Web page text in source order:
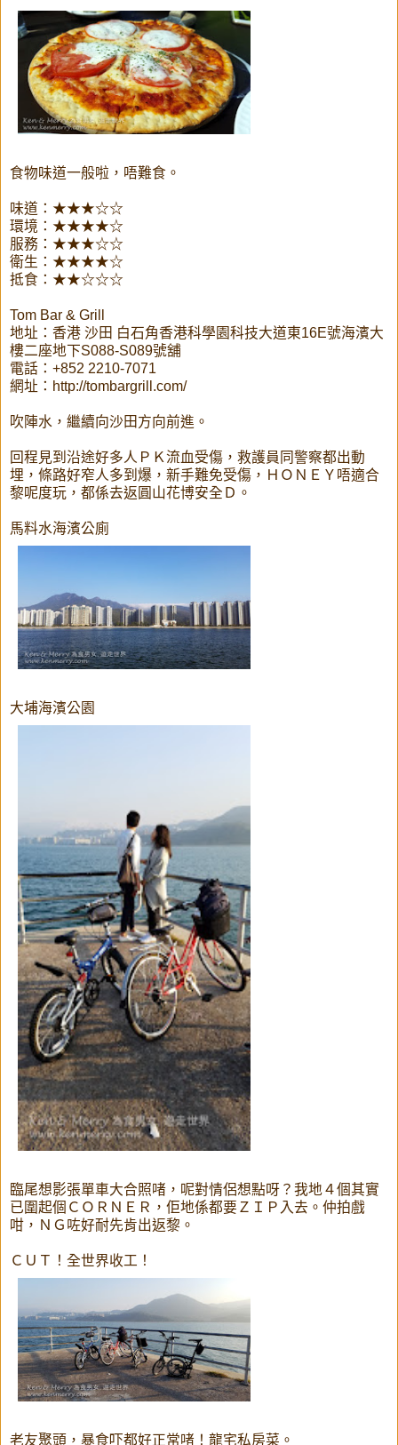
食物味道一般啦，唔難食。
味道：★★★☆☆
環境：★★★★☆
服務：★★★☆☆
衛生：★★★★☆
抵食：★★☆☆☆
Tom Bar & Grill
地址：香港 沙田 白石角香港科學園科技大道東16E號海濱大
樓二座地下S088-S089號舖
電話：+852 2210-7071
網址：http://tombargrill.com/
吹陣水，繼續向沙田方向前進。
回程見到沿途好多人ＰＫ流血受傷，救護員同警察都出動
埋，條路好窄人多到爆，新手難免受傷，ＨＯＮＥＹ唔適合
黎呢度玩，都係去返圓山花博安全Ｄ。
馬料水海濱公廁
大埔海濱公園
臨尾想影張單車大合照啫，呢對情侶想點呀？我地４個其實
已圍起個ＣＯＲＮＥＲ，佢地係都要ＺＩＰ入去。仲拍戲
咁，ＮＧ咗好耐先肯出返黎。
ＣＵＴ！全世界收工！
老友聚頭，暴食吓都好正常啫！龍宅私房菜。